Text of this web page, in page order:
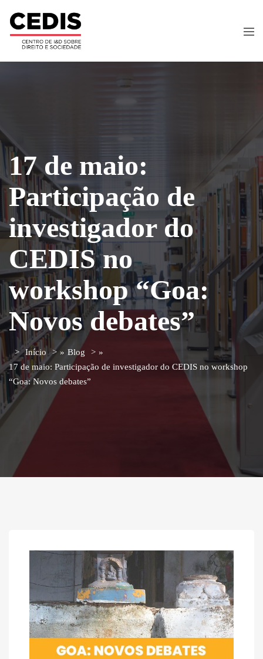
17 de maio:
Participação de
investigador do
CEDIS no
workshop “Goa:
Novos debates”
Início » Blog
»
17 de maio: Participação de investigador do CEDIS no workshop
“Goa: Novos debates”